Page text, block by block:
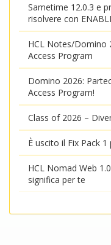
Sametime 12.0.3 e
risolvere con
HCL Notes/Domino
Access Program
Domino 2026:
Access Program!
Class of 2026 –
È uscito il Fix Pack
HCL Nomad Web
significa per te